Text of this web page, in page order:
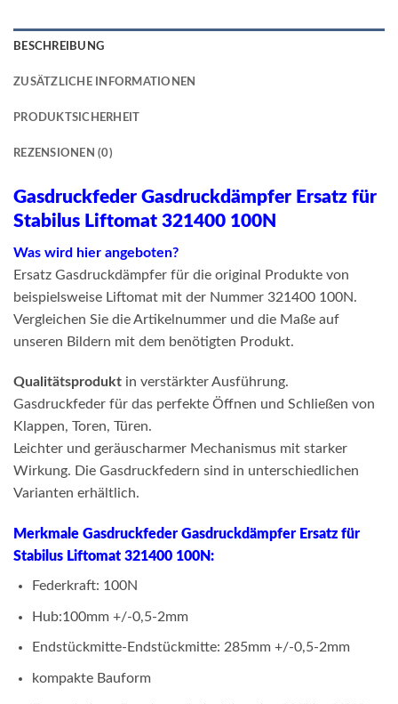
BESCHREIBUNG
ZUSÄTZLICHE INFORMATIONEN
PRODUKTSICHERHEIT
REZENSIONEN (0)
Gasdruckfeder Gasdruckdämpfer Ersatz für
Stabilus Liftomat 321400 100N
Was wird hier angeboten?
Ersatz Gasdruckdämpfer für die original Produkte von
beispielsweise Liftomat mit der Nummer 321400 100N.
Vergleichen Sie die Artikelnummer und die Maße auf
unseren Bildern mit dem benötigten Produkt.
Qualitätsprodukt in verstärkter Ausführung.
Gasdruckfeder für das perfekte Öffnen und Schließen von
Klappen, Toren, Türen.
Leichter und geräuscharmer Mechanismus mit starker
Wirkung. Die Gasdruckfedern sind in unterschiedlichen
Varianten erhältlich.
Merkmale Gasdruckfeder Gasdruckdämpfer Ersatz für
Stabilus Liftomat 321400 100N:
Federkraft: 100N
Hub:100mm +/-0,5-2mm
Endstückmitte-Endstückmitte: 285mm +/-0,5-2mm
kompakte Bauform